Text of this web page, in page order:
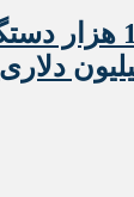
تولید بیش از10
بر 10